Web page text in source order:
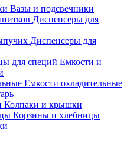
Вазы и подсвечники
Диспенсеры для
Диспенсеры для
Емкости и
Емкости охладительные
Колпаки и крышки
Корзины и хлебницы